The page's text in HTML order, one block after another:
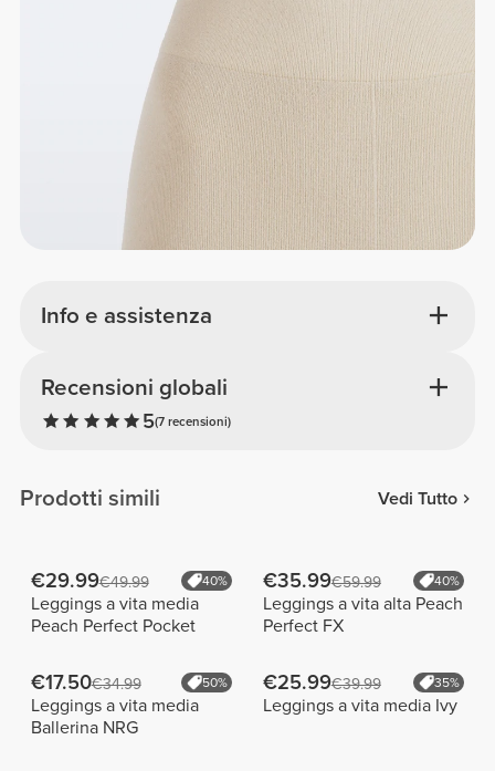
Info e assistenza
Recensioni globali
5(7 recensioni)
Prodotti simili Vedi Tutto
€29.99€49.99 40%
Leggings a vita media
Peach Perfect Pocket
€35.99€59.99 40%
Leggings a vita alta Peach
Perfect FX
€17.50€34.99 50%
Leggings a vita media
Ballerina NRG
€25.99€39.99 35%
Leggings a vita media Ivy